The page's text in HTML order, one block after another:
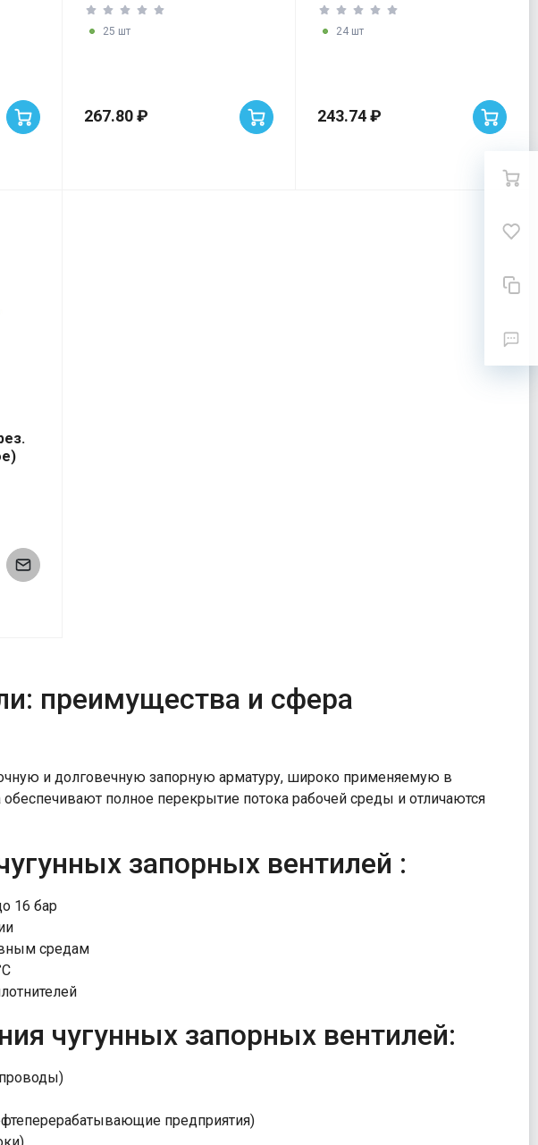
25 шт
267.80 ₽
24 шт
243.74 ₽
преимущества и сфера
и долговечную запорную арматуру, широко применяемую в
полное перекрытие потока рабочей среды и отличаются
запорных вентилей :
16 бар
средам
чугунных запорных вентилей:
предприятия)